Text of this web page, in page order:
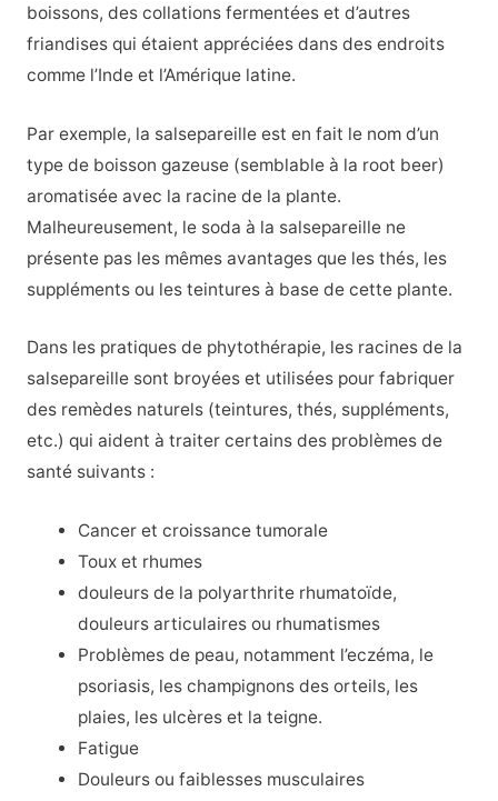
boissons, des collations fermentées et d’autres
friandises qui étaient appréciées dans des endroits
comme l’Inde et l’Amérique latine.
Par exemple, la salsepareille est en fait le nom d’un
type de boisson gazeuse (semblable à la root beer)
aromatisée avec la racine de la plante.
Malheureusement, le soda à la salsepareille ne
présente pas les mêmes avantages que les thés, les
suppléments ou les teintures à base de cette plante.
Dans les pratiques de phytothérapie, les racines de la
salsepareille sont broyées et utilisées pour fabriquer
des remèdes naturels (teintures, thés, suppléments,
etc.) qui aident à traiter certains des problèmes de
santé suivants :
Cancer et croissance tumorale
Toux et rhumes
douleurs de la polyarthrite rhumatoïde,
douleurs articulaires ou rhumatismes
Problèmes de peau, notamment l’eczéma, le
psoriasis, les champignons des orteils, les
plaies, les ulcères et la teigne.
Fatigue
Douleurs ou faiblesses musculaires